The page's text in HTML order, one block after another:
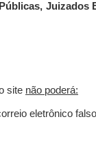
Juizados
site não poderá:
eletrônico